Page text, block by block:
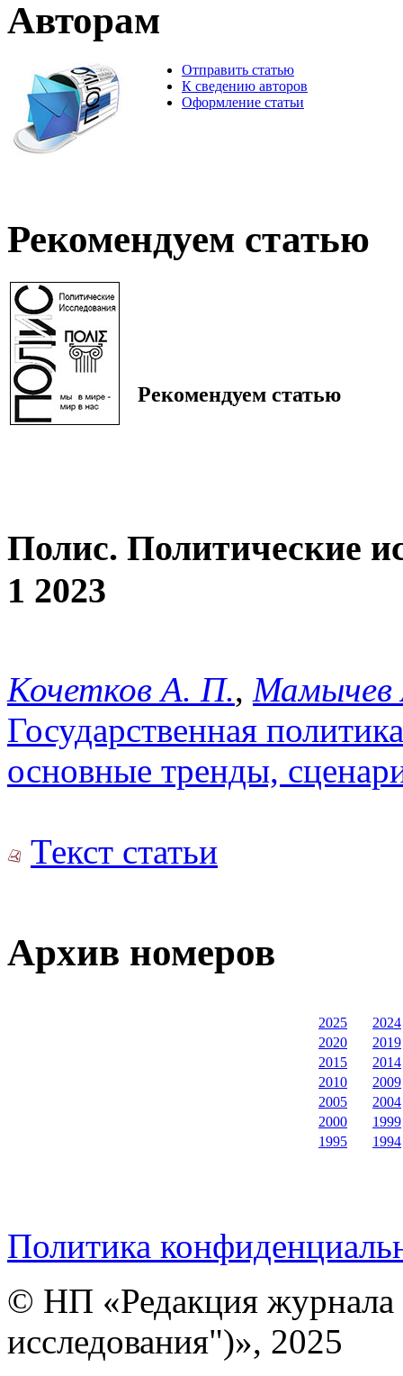
Авторам
Отправить статью
К сведению авторов
Оформление статьи
Рекомендуем статью
Рекомендуем статью
Полис. Политические
1 2023
Кочетков А. П.,
Государственная
основные тренды,
Текст статьи
Архив номеров
2025
2024
2020
2019
2015
2014
2010
2009
2005
2004
2000
1999
1995
1994
Политика
© НП «Редакция
исследования")», 2025